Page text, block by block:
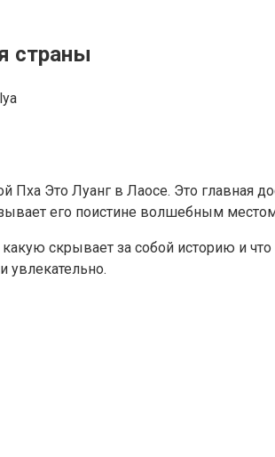
страны
Пха Это Луанг в Лаосе. Это главная
его поистине волшебным
скрывает за собой историю и
увлекательно.